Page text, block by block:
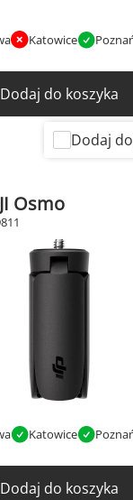
Katowice
Dodaj do koszyka
Dodaj
Osmo
Katowice
Dodaj do koszyka